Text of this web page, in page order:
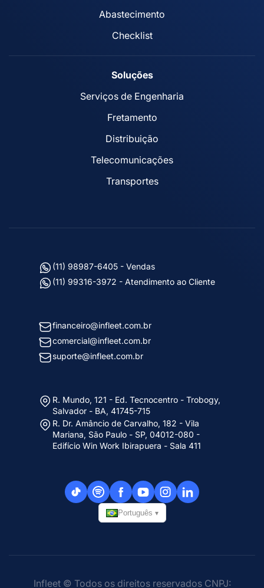
Abastecimento
Checklist
Soluções
Serviços de Engenharia
Fretamento
Distribuição
Telecomunicações
Transportes
(11) 98987-6405 - Vendas
(11) 99316-3972 - Atendimento ao Cliente
financeiro@infleet.com.br
comercial@infleet.com.br
suporte@infleet.com.br
R. Mundo, 121 - Ed. Tecnocentro - Trobogy,
Salvador - BA, 41745-715
R. Dr. Amâncio de Carvalho, 182 - Vila
Mariana, São Paulo - SP, 04012-080 -
Edifício Win Work Ibirapuera - Sala 411
Português ▾
Infleet © Todos os direitos reservados CNPJ: